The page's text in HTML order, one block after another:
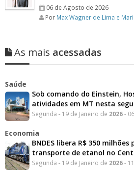
06 de Agosto de 2026
Por Max Wagner de Lima e
As mais acessadas
Saúde
Sob comando do Einstein,
atividades em MT nesta
Segunda - 19 de Janeiro de 2026-
Economia
BNDES libera R$ 350
transporte de etanol no
Segunda - 19 de Janeiro de 2026-